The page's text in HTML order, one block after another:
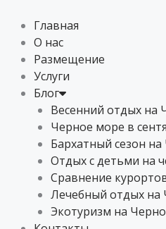
Главная
О нас
Размещение
Услуги
Блог
Весенний отдых на
Черное море в
Бархатный сезон
Отдых с детьми на
Сравнение
Лечебный отдых на
Экотуризм на